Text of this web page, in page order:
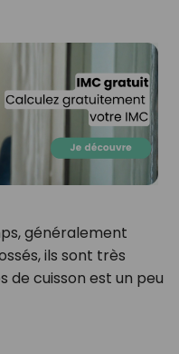
généralement
ils sont très
de cuisson est un peu